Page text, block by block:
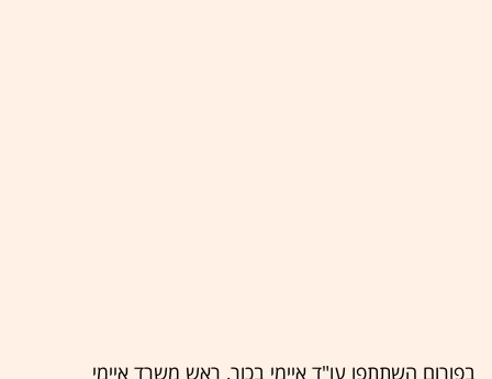
בפורום השתתפו עו"ד איימי בכור, ראש משרד איימי